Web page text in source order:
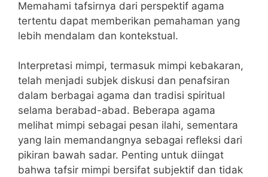
Memahami tafsirnya dari perspektif agama
tertentu dapat memberikan pemahaman yang
lebih mendalam dan kontekstual.
Interpretasi mimpi, termasuk mimpi kebakaran,
telah menjadi subjek diskusi dan penafsiran
dalam berbagai agama dan tradisi spiritual
selama berabad-abad. Beberapa agama
melihat mimpi sebagai pesan ilahi, sementara
yang lain memandangnya sebagai refleksi dari
pikiran bawah sadar. Penting untuk diingat
bahwa tafsir mimpi bersifat subjektif dan tidak